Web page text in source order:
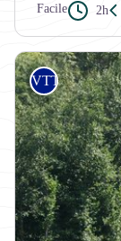
Facile 2h
VTT